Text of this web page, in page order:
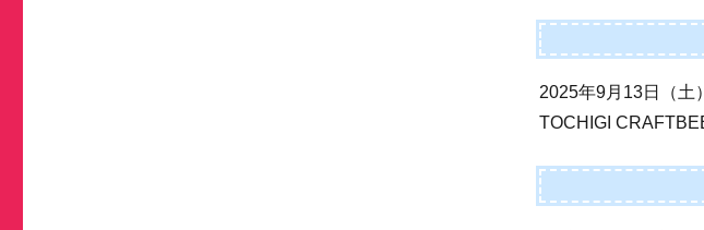
2025年9月13日（土）
TOCHIGI